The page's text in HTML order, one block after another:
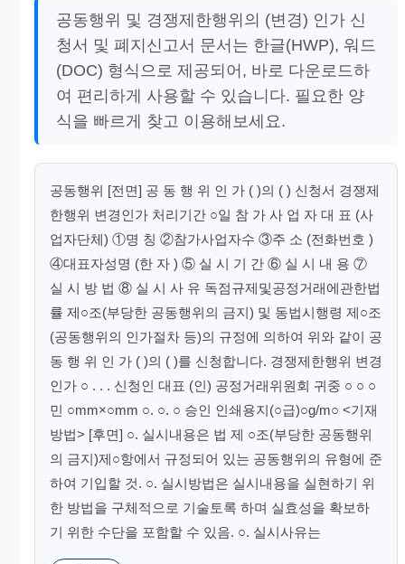
공동행위 및 경쟁제한행위의 (변경) 인가 신
청서 및 폐지신고서 문서는 한글(HWP), 워드
(DOC) 형식으로 제공되어, 바로 다운로드하
여 편리하게 사용할 수 있습니다. 필요한 양
식을 빠르게 찾고 이용해보세요.
공동행위 [전면] 공 동 행 위 인 가 ( )의 ( ) 신청서 경쟁제
한행위 변경인가 처리기간 ○일 참 가 사 업 자 대 표 (사
업자단체) ①명 칭 ②참가사업자수 ③주 소 (전화번호 )
④대표자성명 (한 자 ) ⑤ 실 시 기 간 ⑥ 실 시 내 용 ⑦
실 시 방 법 ⑧ 실 시 사 유 독점규제및공정거래에관한법
률 제○조(부당한 공동행위의 금지) 및 동법시행령 제○조
(공동행위의 인가절차 등)의 규정에 의하여 위와 같이 공
동 행 위 인 가 ( )의 ( )를 신청합니다. 경쟁제한행위 변경
인가 ○ . . . 신청인 대표 (인) 공정거래위원회 귀중 ○ ○ ○
민 ○mm×○mm ○. ○. ○ 승인 인쇄용지(○급)○g/m○ <기재
방법> [후면] ○. 실시내용은 법 제 ○조(부당한 공동행위
의 금지)제○항에서 규정되어 있는 공동행위의 유형에 준
하여 기입할 것. ○. 실시방법은 실시내용을 실현하기 위
한 방법을 구체적으로 기술토록 하며 실효성을 확보하
기 위한 수단을 포함할 수 있음. ○. 실시사유는